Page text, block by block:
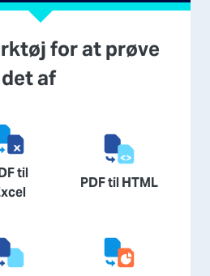
for at prøve
det af
til
PDF til HTML